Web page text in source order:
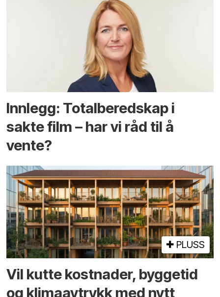
Innlegg: Totalberedskap i
sakte film – har vi råd til å
vente?
PLUSS
Vil kutte kostnader, byggetid
og klima­avtrykk med nytt